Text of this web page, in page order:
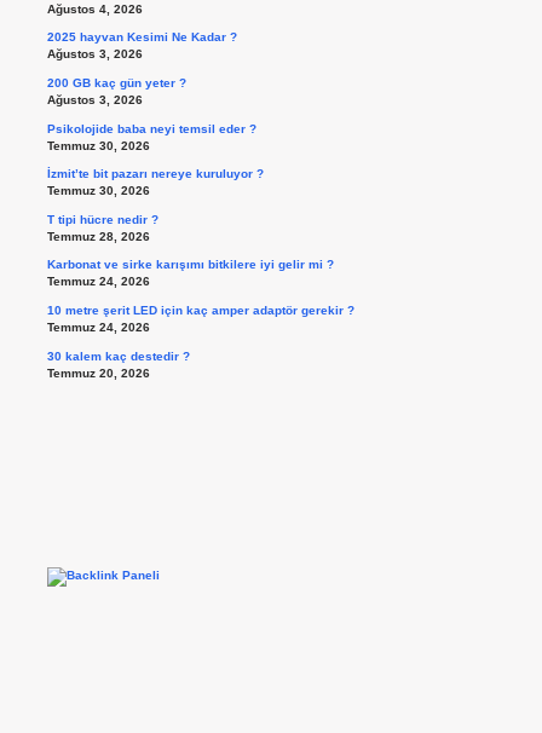
Ağustos 4, 2026
2025 hayvan Kesimi Ne Kadar ?
Ağustos 3, 2026
200 GB kaç gün yeter ?
Ağustos 3, 2026
Psikolojide baba neyi temsil eder ?
Temmuz 30, 2026
İzmit’te bit pazarı nereye kuruluyor ?
Temmuz 30, 2026
T tipi hücre nedir ?
Temmuz 28, 2026
Karbonat ve sirke karışımı bitkilere iyi gelir mi ?
Temmuz 24, 2026
10 metre şerit LED için kaç amper adaptör gerekir ?
Temmuz 24, 2026
30 kalem kaç destedir ?
Temmuz 20, 2026